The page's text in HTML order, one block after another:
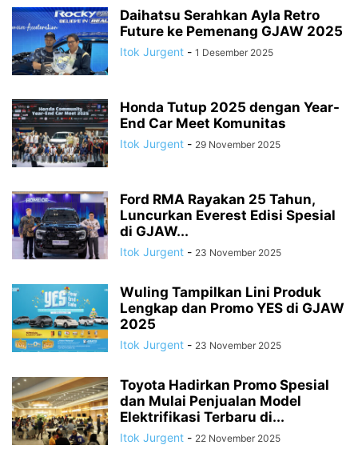
Daihatsu Serahkan Ayla Retro
Future ke Pemenang GJAW 2025
Itok Jurgent - 1 Desember 2025
Honda Tutup 2025 dengan Year-
End Car Meet Komunitas
Itok Jurgent - 29 November 2025
Ford RMA Rayakan 25 Tahun,
Luncurkan Everest Edisi Spesial
di GJAW...
Itok Jurgent - 23 November 2025
Wuling Tampilkan Lini Produk
Lengkap dan Promo YES di GJAW
2025
Itok Jurgent - 23 November 2025
Toyota Hadirkan Promo Spesial
dan Mulai Penjualan Model
Elektrifikasi Terbaru di...
Itok Jurgent - 22 November 2025